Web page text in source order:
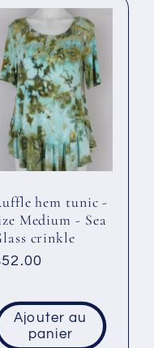
hem tunic -
Medium - Sea
crinkle
Ajouter au
panier